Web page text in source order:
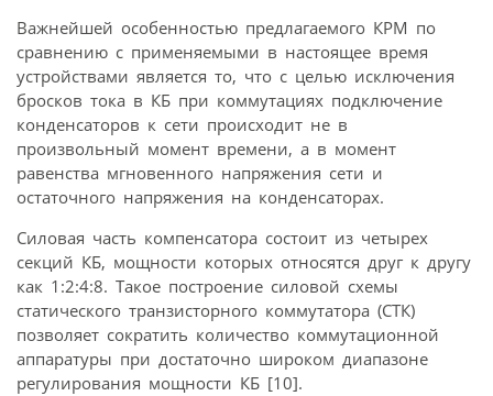
Важнейшей особенностью предлагаемого КРМ по
сравнению с применяемыми в настоящее время
устройствами является то, что с целью исключения
бросков тока в КБ при коммутациях подключение
конденсаторов к сети происходит не в
произвольный момент времени, а в момент
равенства мгновенного напряжения сети и
остаточного напряжения на конденсаторах.
Силовая часть компенсатора состоит из четырех
секций КБ, мощности которых относятся друг к другу
как 1:2:4:8. Такое построение силовой схемы
статического транзисторного коммутатора (СТК)
позволяет сократить количество коммутационной
аппаратуры при достаточно широком диапазоне
регулирования мощности КБ [10].